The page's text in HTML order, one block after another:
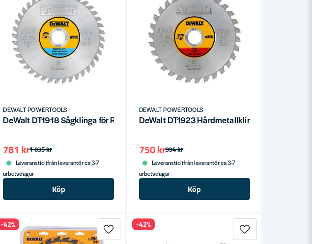
DEWALT POWERTOOLS
DeWalt DT1918 Sågklinga för Rostfritt 140x20mm 40T
1 035 kr
781 kr
Leveranstid ifrån leverantör ca 3-7
arbetsdagar
Köp
DEWALT POWERTOOLS
DeWalt DT1923 Hårdmetallklinga för Metall
994 kr
750 kr
Leveranstid ifrån leverantör ca 3-7
arbetsdagar
Köp
-42% -42%